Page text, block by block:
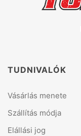
TUDNIVALÓK
Vásárlás menete
Szállítás módja
Elállási jog